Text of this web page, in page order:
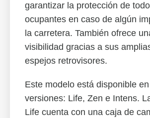
garantizar la protección de
ocupantes en caso de algún
la carretera. También ofrece
visibilidad gracias a sus
espejos retrovisores.
Este modelo está disponible
versiones: Life, Zen e Intens.
Life cuenta con una caja de